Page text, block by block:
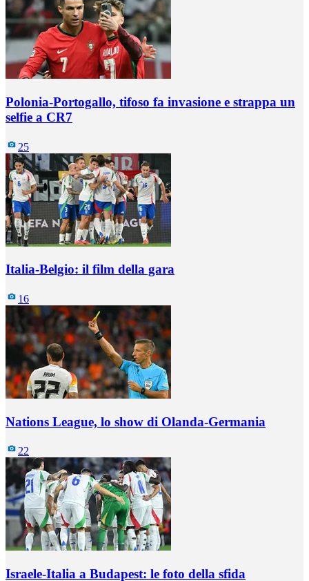
Polonia-Portogallo, tifoso fa invasione e strappa un
selfie a CR7
25
Italia-Belgio: il film della gara
16
Nations League, lo show di Olanda-Germania
22
Israele-Italia a Budapest: le foto della sfida